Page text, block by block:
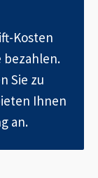
Kosten
bezahlen.
Sie zu
Ihnen
an.